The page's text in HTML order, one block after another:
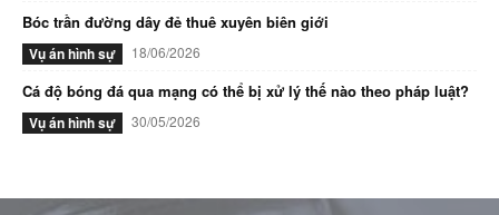
Bóc trần đường dây đẻ thuê xuyên biên giới
Vụ án hình sự 18/06/2026
Cá độ bóng đá qua mạng có thể bị xử lý thế nào theo pháp luật?
Vụ án hình sự 30/05/2026